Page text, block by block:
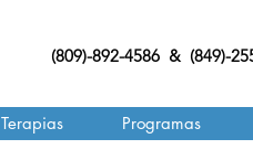
(809)-892-4586 & (849)-
Terapias Programas